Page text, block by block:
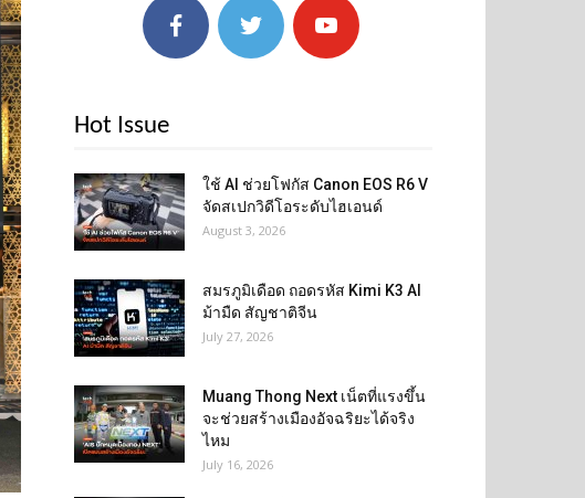
Hot Issue
ใช้ AI ช่วยโฟกัส Canon EOS R6 V
จัดสเปกวิดีโอระดับไฮเอนด์
August 3, 2026
สมรภูมิเดือด ถอดรหัส Kimi K3 AI
ม้ามืด สัญชาติจีน
July 27, 2026
Muang Thong Next เน็ตที่แรงขึ้น
จะช่วยสร้างเมืองอัจฉริยะได้จริง
ไหม
July 16, 2026